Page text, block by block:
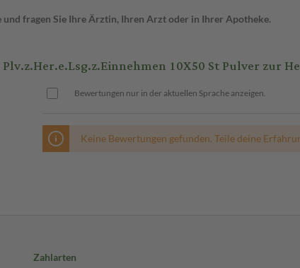
fragen Sie Ihre Ärztin, Ihren Arzt oder in Ihrer Apotheke.
10X50 St Pulver zur
Bewertungen nur in der aktuellen Sprache anzeigen.
Keine Bewertungen gefunden. Teile deine
Zahlarten